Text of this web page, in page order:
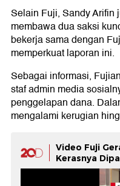
Selain Fuji, Sandy Arifin
membawa dua saksi
bekerja sama dengan
memperkuat laporan ini.
Sebagai informasi,
staf admin media
penggelapan dana.
mengalami kerugian
Video Fuji
Kerasnya